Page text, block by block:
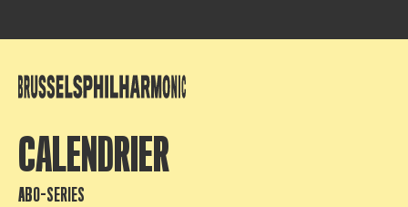
CALENDRIER
ABO-SERIES